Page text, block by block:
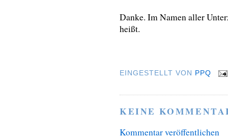
Danke. Im Namen aller
heißt.
EINGESTELLT VON PPQ
KEINE
Kommentar veröffentlichen